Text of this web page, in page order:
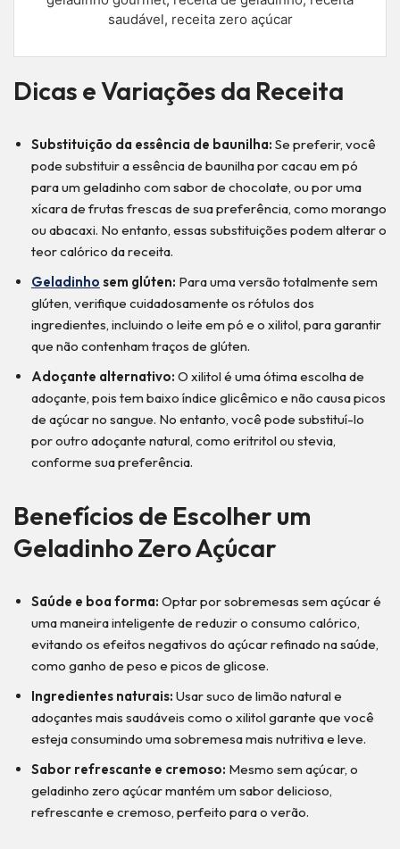
saudável, receita zero açúcar
Dicas e Variações da Receita
Substituição da essência de baunilha: Se preferir, você
pode substituir a essência de baunilha por cacau em pó
para um geladinho com sabor de chocolate, ou por uma
xícara de frutas frescas de sua preferência, como morango
ou abacaxi. No entanto, essas substituições podem alterar o
teor calórico da receita.
Geladinho sem glúten: Para uma versão totalmente sem
glúten, verifique cuidadosamente os rótulos dos
ingredientes, incluindo o leite em pó e o xilitol, para garantir
que não contenham traços de glúten.
Adoçante alternativo: O xilitol é uma ótima escolha de
adoçante, pois tem baixo índice glicêmico e não causa picos
de açúcar no sangue. No entanto, você pode substituí-lo
por outro adoçante natural, como eritritol ou stevia,
conforme sua preferência.
Benefícios de Escolher um
Geladinho Zero Açúcar
Saúde e boa forma: Optar por sobremesas sem açúcar é
uma maneira inteligente de reduzir o consumo calórico,
evitando os efeitos negativos do açúcar refinado na saúde,
como ganho de peso e picos de glicose.
Ingredientes naturais: Usar suco de limão natural e
adoçantes mais saudáveis como o xilitol garante que você
esteja consumindo uma sobremesa mais nutritiva e leve.
Sabor refrescante e cremoso: Mesmo sem açúcar, o
geladinho zero açúcar mantém um sabor delicioso,
refrescante e cremoso, perfeito para o verão.